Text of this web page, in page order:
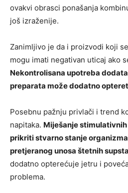
ovakvi obrasci ponašanja
još izraženije.
Zanimljivo je da i proizvodi koji
mogu imati negativan uticaj ako
Nekontrolisana upotreba
preparata može dodatno
Posebnu pažnju privlači i trend
napitaka. Miješanje
prikriti stvarno stanje
pretjeranog unosa štetnih
dodatno opterećuje jetru i
problema.